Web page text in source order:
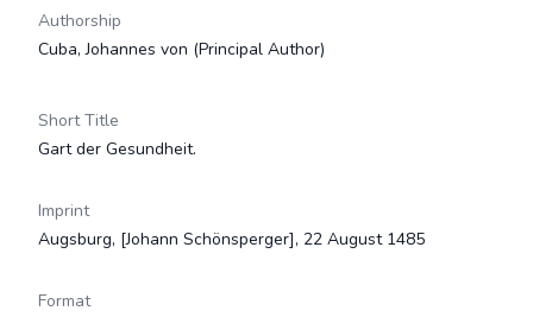
Authorship
Cuba, Johannes von (Principal Author)
Short Title
Gart der Gesundheit.
Imprint
Augsburg, [Johann Schönsperger], 22 August 1485
Format